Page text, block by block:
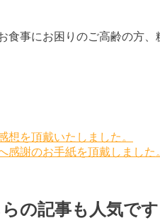
食事にお困りのご高齢の方
想を頂戴いたしました。
感謝のお手紙を頂戴しました
の記事も人気です